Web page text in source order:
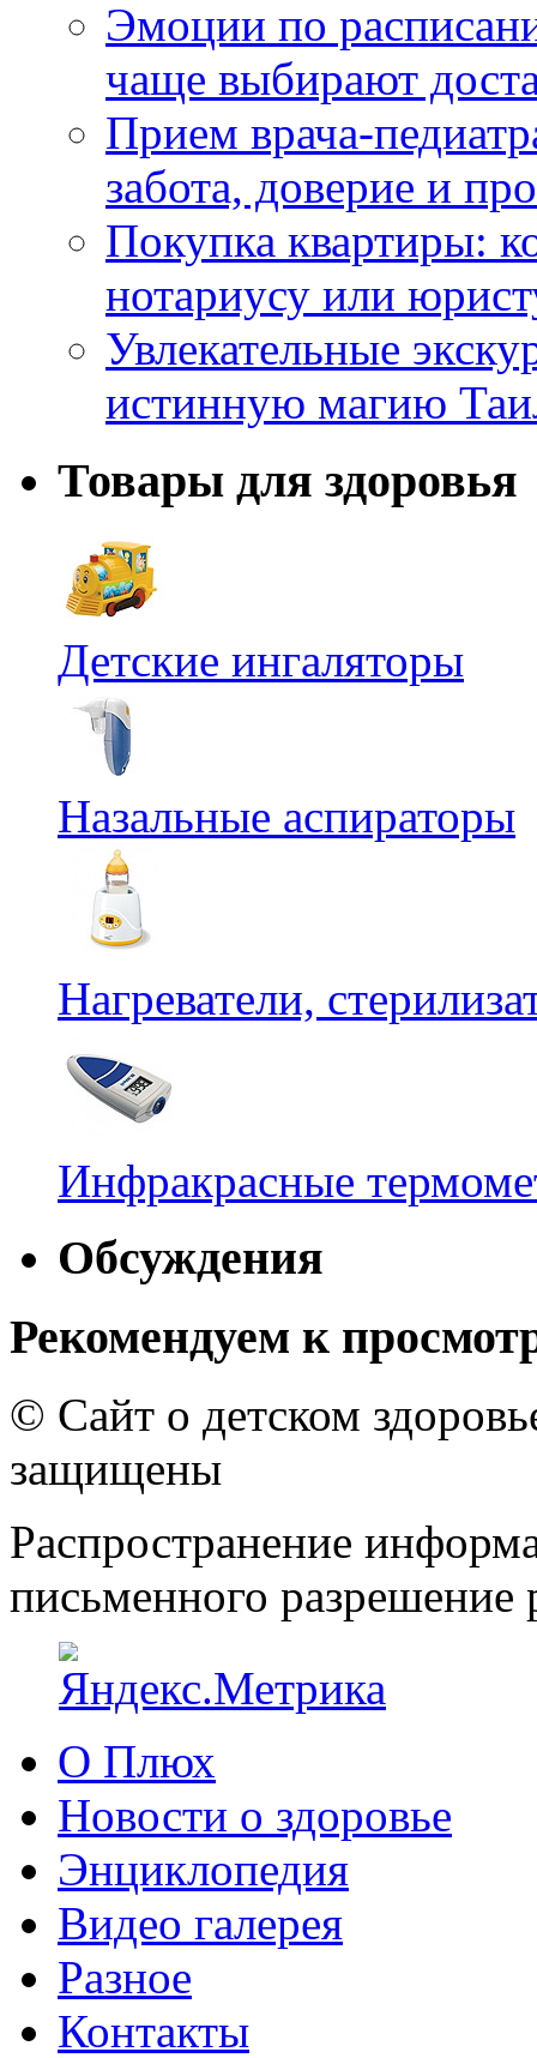
Эмоции по
чаще выбирают
Прием врача-
забота, доверие и
Покупка квартиры:
нотариусу или
Увлекательные
истинную магию
Товары для здоровья
Детские ингаляторы
Назальные аспираторы
Нагреватели,
Инфракрасные
Обсуждения
Рекомендуем к
© Сайт о детском
защищены
Распространение
письменного разрешение
О Плюх
Новости о здоровье
Энциклопедия
Видео галерея
Разное
Контакты